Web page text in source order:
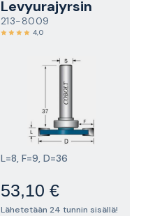
Levyurajyrsin
213-8009
4,0
L=8, F=9, D=36
53,10 €
Lähetetään 24 tunnin sisällä!